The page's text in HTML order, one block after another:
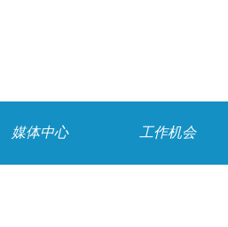
媒体中心 工作机会